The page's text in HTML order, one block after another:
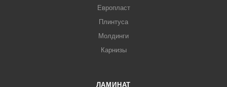
Европласт
Плинтуса
Молдинги
Карнизы
ЛАМИНАТ